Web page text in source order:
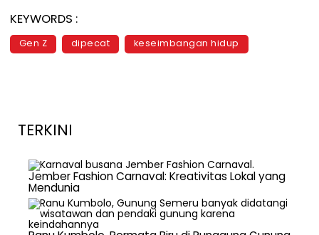
KEYWORDS :
Gen Z dipecat keseimbangan hidup
TERKINI
Jember Fashion Carnaval: Kreativitas Lokal yang
Mendunia